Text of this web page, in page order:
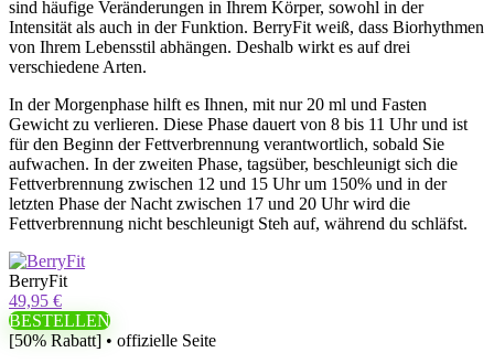
sind häufige Veränderungen in Ihrem Körper, sowohl in der
Intensität als auch in der Funktion. BerryFit weiß, dass Biorhythmen
von Ihrem Lebensstil abhängen. Deshalb wirkt es auf drei
verschiedene Arten.
In der Morgenphase hilft es Ihnen, mit nur 20 ml und Fasten
Gewicht zu verlieren. Diese Phase dauert von 8 bis 11 Uhr und ist
für den Beginn der Fettverbrennung verantwortlich, sobald Sie
aufwachen. In der zweiten Phase, tagsüber, beschleunigt sich die
Fettverbrennung zwischen 12 und 15 Uhr um 150% und in der
letzten Phase der Nacht zwischen 17 und 20 Uhr wird die
Fettverbrennung nicht beschleunigt Steh auf, während du schläfst.
BerryFit
49,95 €
BESTELLEN
[50% Rabatt] • offizielle Seite